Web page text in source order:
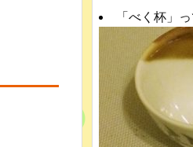
「べく杯」